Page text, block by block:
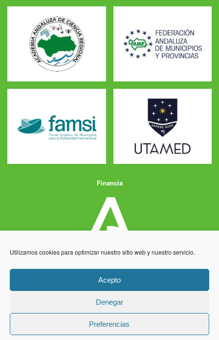
Utilizamos cookies para optimizar nuestro sitio web y nuestro servicio.
Acepto
Denegar
Preferencias
Financia